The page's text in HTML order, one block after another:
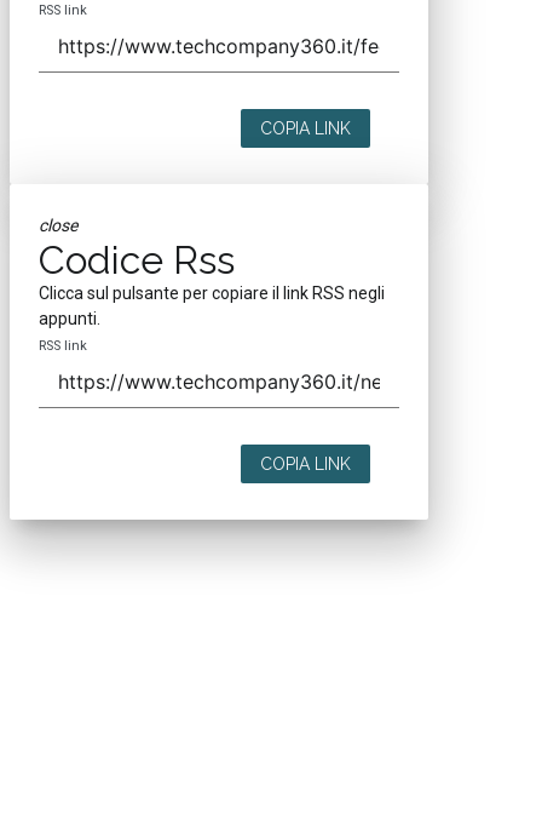
RSS link
COPIA LINK
close
Codice Rss
Clicca sul pulsante per copiare il link RSS negli
appunti.
RSS link
COPIA LINK